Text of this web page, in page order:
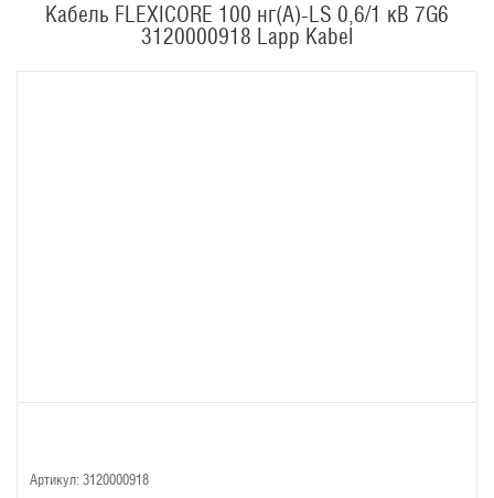
Кабель FLEXICORE 100 нг(А)-LS 0,6/1 кВ 7G6
3120000918 Lapp Kabel
Артикул: 3120000918